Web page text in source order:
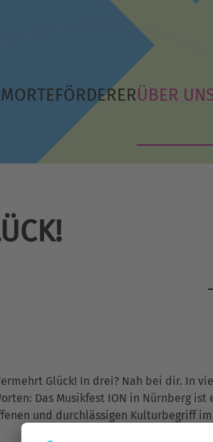
ORTEFÖRDERERÜBER
Glück! In drei? Nah bei dir. In
Das Musikfest ION in Nürnberg ist
und durchlässigen Kulturbegriff im